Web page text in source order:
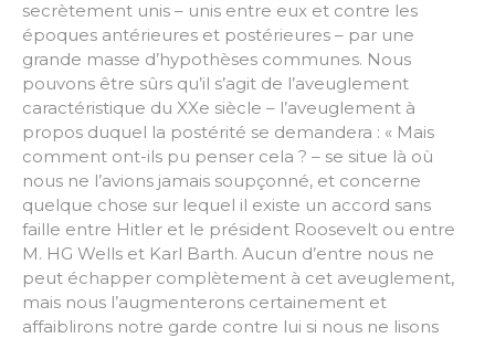
secrètement unis – unis entre eux et contre les
époques antérieures et postérieures – par une
grande masse d’hypothèses communes. Nous
pouvons être sûrs qu’il s’agit de l’aveuglement
caractéristique du XXe siècle – l’aveuglement à
propos duquel la postérité se demandera : « Mais
comment ont-ils pu penser cela ? – se situe là où
nous ne l’avions jamais soupçonné, et concerne
quelque chose sur lequel il existe un accord sans
faille entre Hitler et le président Roosevelt ou entre
M. HG Wells et Karl Barth. Aucun d’entre nous ne
peut échapper complètement à cet aveuglement,
mais nous l’augmenterons certainement et
affaiblirons notre garde contre lui si nous ne lisons